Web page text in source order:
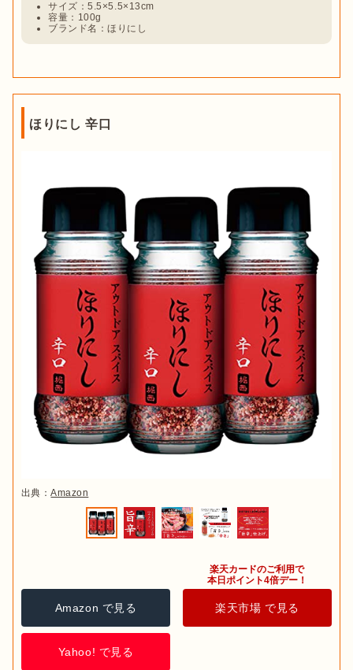
サイズ：5.5×5.5×13cm
容量：100g
ブランド名：ほりにし
ほりにし 辛口
出典：Amazon
Amazon で見る
楽天カードのご利用で
本日ポイント4倍デー！
楽天市場 で見る
Yahoo! で見る